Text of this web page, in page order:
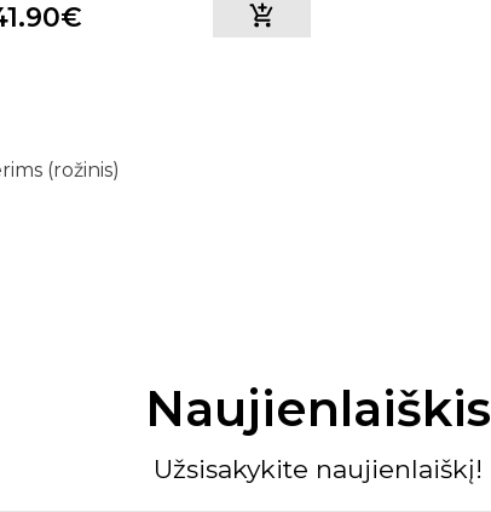
(rožinis)
Naujienlaiškis
Užsisakykite naujienlaiškį!